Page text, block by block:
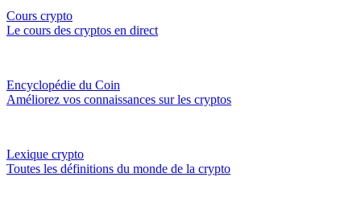
Cours crypto
Le cours des cryptos en direct
Encyclopédie du Coin
Améliorez vos connaissances sur les cryptos
Lexique crypto
Toutes les définitions du monde de la crypto